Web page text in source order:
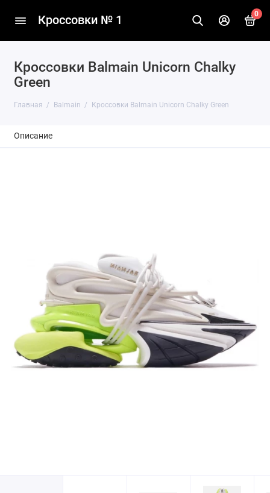
Кроссовки № 1 0
Кроссовки Balmain Unicorn Chalky
Green
Главная Balmain Кроссовки Balmain Unicorn Chalky Green
Описание